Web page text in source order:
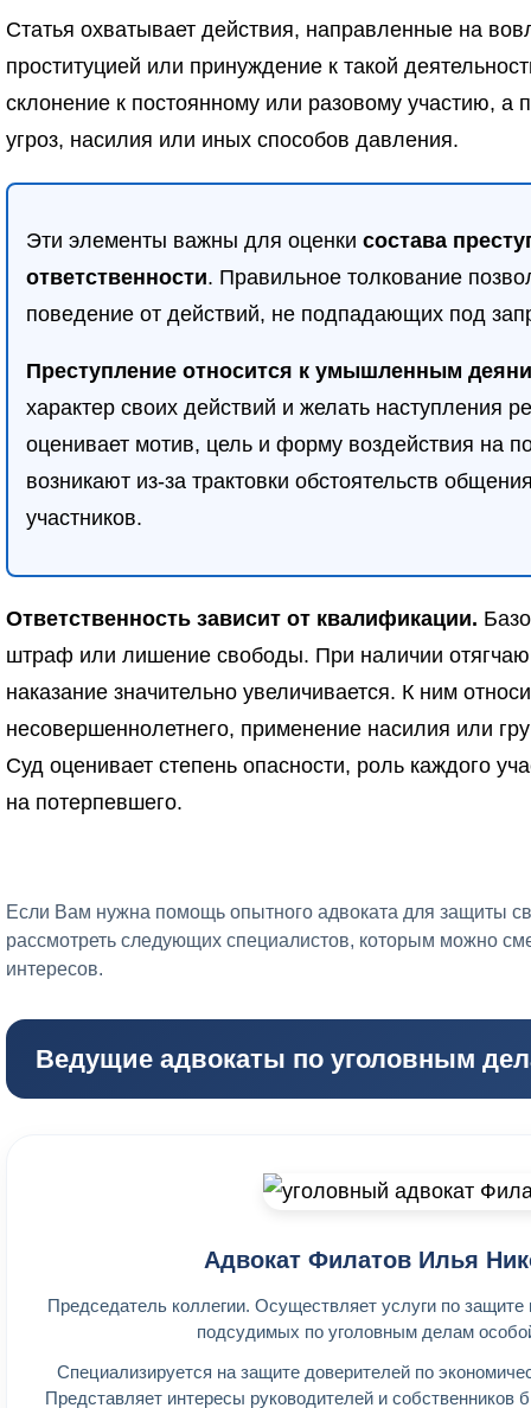
Статья охватывает действия, направленные на
проституцией или принуждение к такой
склонение к постоянному или разовому участию,
угроз, насилия или иных способов давления.
Эти элементы важны для оценки состава
ответственности. Правильное толкование
поведение от действий, не подпадающих под
Преступление относится к умышленным
характер своих действий и желать наступления
оценивает мотив, цель и форму воздействия на
возникают из-за трактовки обстоятельств
участников.
Ответственность зависит от квалификации.
штраф или лишение свободы. При наличии
наказание значительно увеличивается. К ним
несовершеннолетнего, применение насилия или
Суд оценивает степень опасности, роль каждого
на потерпевшего.
Если Вам нужна помощь опытного адвоката для защиты
рассмотреть следующих специалистов, которым можно
интересов.
Ведущие адвокаты по уголовным
Адвокат Филатов Илья
Председатель коллегии. Осуществляет услуги по
подсудимых по уголовным делам
Специализируется на защите доверителей по
Представляет интересы руководителей и собственников